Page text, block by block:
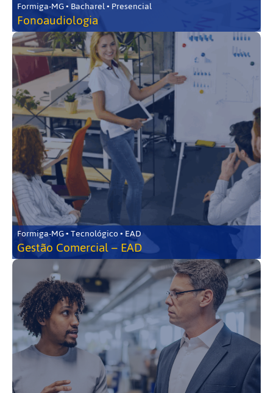
Formiga-MG • Bacharel • Presencial
Fonoaudiologia
Formiga-MG • Tecnológico • EAD
Gestão Comercial – EAD